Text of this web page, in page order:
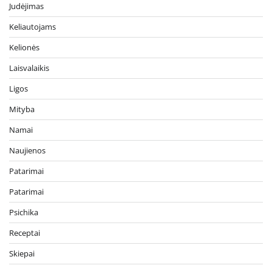
Judėjimas
Keliautojams
Kelionės
Laisvalaikis
Ligos
Mityba
Namai
Naujienos
Patarimai
Patarimai
Psichika
Receptai
Skiepai